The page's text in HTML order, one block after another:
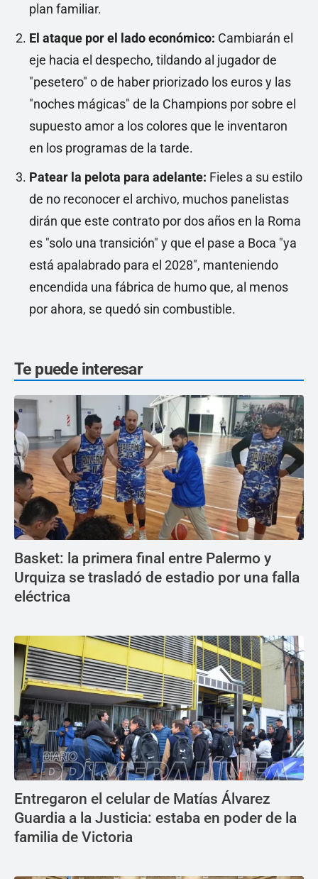
plan familiar.
El ataque por el lado económico: Cambiarán el
eje hacia el despecho, tildando al jugador de
"pesetero" o de haber priorizado los euros y las
"noches mágicas" de la Champions por sobre el
supuesto amor a los colores que le inventaron
en los programas de la tarde.
Patear la pelota para adelante: Fieles a su estilo
de no reconocer el archivo, muchos panelistas
dirán que este contrato por dos años en la Roma
es "solo una transición" y que el pase a Boca "ya
está apalabrado para el 2028", manteniendo
encendida una fábrica de humo que, al menos
por ahora, se quedó sin combustible.
Te puede interesar
Basket: la primera final entre Palermo y
Urquiza se trasladó de estadio por una falla
eléctrica
Entregaron el celular de Matías Álvarez
Guardia a la Justicia: estaba en poder de la
familia de Victoria